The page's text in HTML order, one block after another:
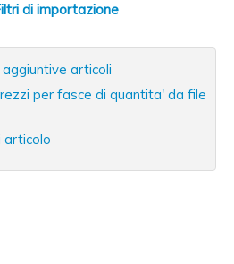
di importazione
articoli
per fasce di quantita' da file
articolo